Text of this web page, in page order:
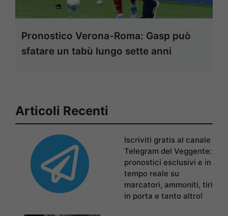
Pronostico Verona-Roma: Gasp può
sfatare un tabù lungo sette anni
Articoli Recenti
Iscriviti gratis al canale
Telegram del Veggente:
pronostici esclusivi e in
tempo reale su
marcatori, ammoniti, tiri
in porta e tanto altro!